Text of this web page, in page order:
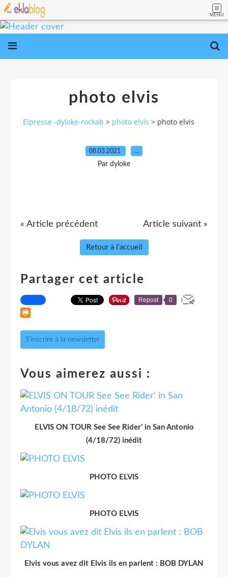
MENU
photo elvis
Elpresse -dyloke-rockab > photo elvis > photo elvis
08.03.2021 …
Par dyloke
« Article précédent Article suivant »
Retour à l'accueil
Partager cet article
Repost 0
S'inscrire à la newsletter
Vous aimerez aussi :
ELVIS ON TOUR See See Rider' in San Antonio
(4/18/72) inédit
PHOTO ELVIS
PHOTO ELVIS
Elvis vous avez dit Elvis ils en parlent : BOB DYLAN